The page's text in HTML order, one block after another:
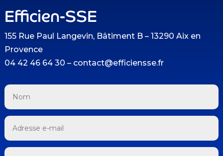
Efficien-SSE
155 Rue Paul Langevin, Bâtiment B – 13290 Aix en
Provence
04 42 46 64 30 – contact@efficiensse.fr